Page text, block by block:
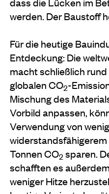
werden. Der Baustoff
Für die heutige
Entdeckung: Die
macht schließlich rund
globalen CO2-
Mischung des
Vorbild anpassen,
Verwendung von
Tonnen CO2 sparen.
schafften es
weniger Hitze